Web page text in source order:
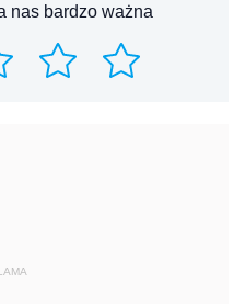
nas bardzo ważna